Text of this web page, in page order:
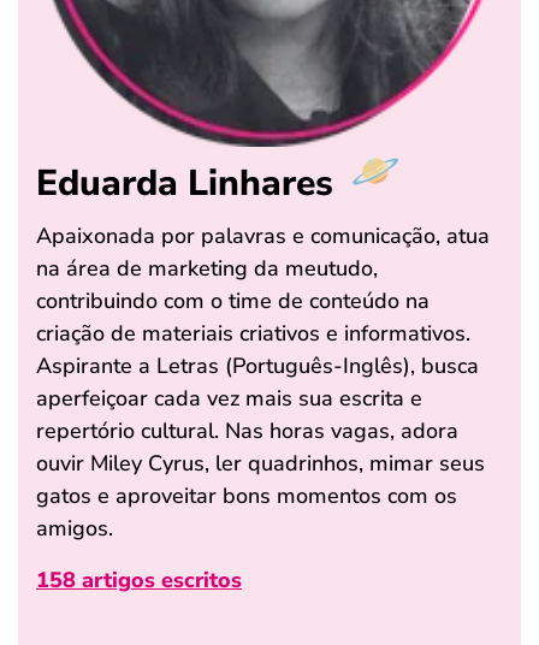
Eduarda Linhares
Apaixonada por palavras e comunicação, atua
na área de marketing da meutudo,
contribuindo com o time de conteúdo na
criação de materiais criativos e informativos.
Aspirante a Letras (Português-Inglês), busca
aperfeiçoar cada vez mais sua escrita e
repertório cultural. Nas horas vagas, adora
ouvir Miley Cyrus, ler quadrinhos, mimar seus
gatos e aproveitar bons momentos com os
amigos.
158 artigos escritos